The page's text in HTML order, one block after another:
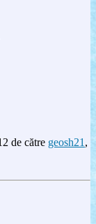
de către geosh21 ,